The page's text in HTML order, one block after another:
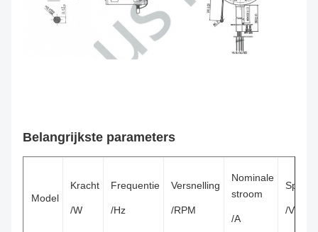
Belangrijkste parameters
Model
Kracht
/W
Frequentie
/Hz
Versnelling
/RPM
Nominale
stroom
/A
/V